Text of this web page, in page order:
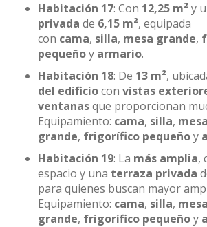
Habitación 17: Con 12,25 m²y
privada de 6,15 m², equipada
con cama, silla, mesa grande,
pequeñoy armario.
Habitación 18: De 13 m²,
del edificiocon vistas
ventanasque proporcionan
Equipamiento: cama, silla, mesa
grande, frigorífico pequeñoy
Habitación 19: La más amplia,
espacio y una terraza privada
para quienes buscan mayor
Equipamiento: cama, silla, mesa
grande, frigorífico pequeñoy